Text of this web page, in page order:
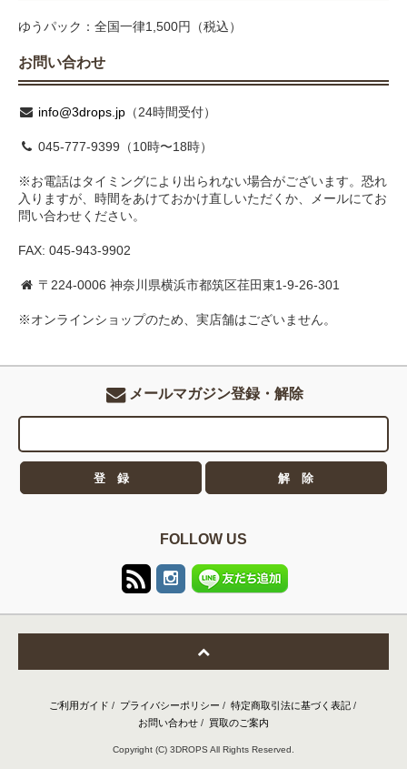
ゆうパック：全国一律1,500円（税込）
お問い合わせ
info@3drops.jp （24時間受付）
045-777-9399（10時〜18時）
※お電話はタイミングにより出られない場合がございます。恐れ
入りますが、時間をあけておかけ直しいただくか、メールにてお
問い合わせください。
FAX: 045-943-9902
〒224-0006 神奈川県横浜市都筑区荏田東1-9-26-301
※オンラインショップのため、実店舗はございません。
メールマガジン登録・解除
FOLLOW US
ご利用ガイド / プライバシーポリシー / 特定商取引法に基づく表記/
お問い合わせ / 買取のご案内
Copyright (C) 3DROPS All Rights Reserved.